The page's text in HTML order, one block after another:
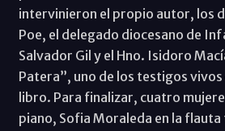
intervinieron el propio autor, los
Poe, el delegado diocesano de
Salvador Gil y el Hno. Isidoro
Patera”, uno de los testigos vivos
libro. Para finalizar, cuatro
piano, Sofia Moraleda en la flauta